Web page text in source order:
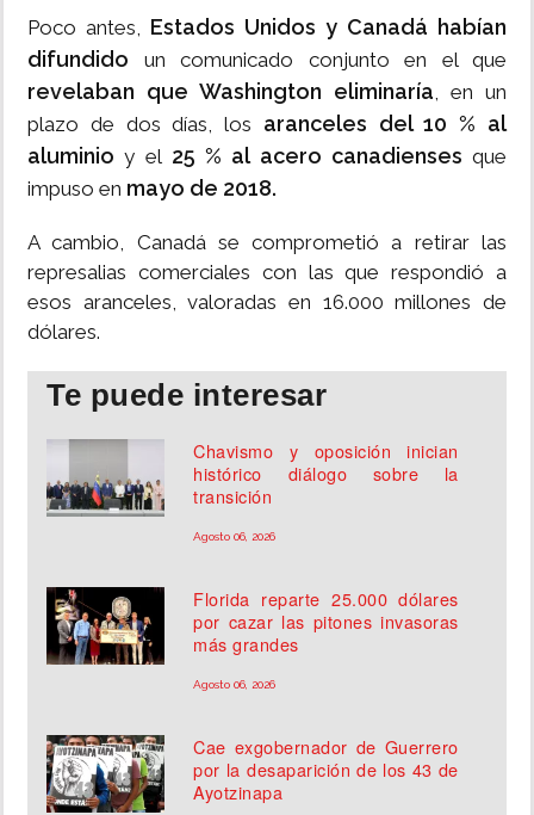
Poco antes, Estados Unidos y Canadá habían
difundido un comunicado conjunto en el que
revelaban que Washington eliminaría, en un
plazo de dos días, los aranceles del 10 % al
aluminio y el 25 % al acero canadienses que
impuso en mayo de 2018.
A cambio, Canadá se comprometió a retirar las
represalias comerciales con las que respondió a
esos aranceles, valoradas en 16.000 millones de
dólares.
Te puede interesar
Chavismo y oposición inician
histórico diálogo sobre la
transición
Agosto 06, 2026
Florida reparte 25.000 dólares
por cazar las pitones invasoras
más grandes
Agosto 06, 2026
Cae exgobernador de Guerrero
por la desaparición de los 43 de
Ayotzinapa